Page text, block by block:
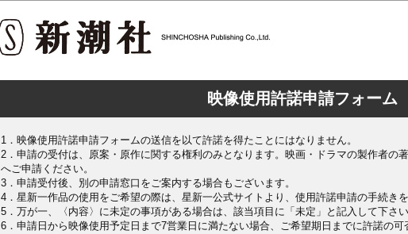
映像使用許諾申請フォーム
1．映像使用許諾申請フォームの送信を以て許諾を得たことにはなりません。
2．申請の受付は、原案・原作に関する権利のみとなります。映画・ドラマの製作者の
へご申請ください。
3．申請受付後、別の申請窓口をご案内する場合もございます。
4．星新一作品の使用をご希望の際は、星新一公式サイトより、使用許諾申請の手続きを
5．万が一、〈内容〉に未定の事項がある場合は、該当項目に「未定」と記入して下さい
6．申請日から映像使用予定日まで7営業日に満たない場合、ご希望期日までに許諾の